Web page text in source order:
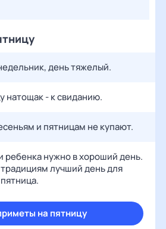
день тяжелый.
натощак - к свиданию.
и пятницам не купают.
ребенка нужно в хороший день.
лучший день для
на пятницу